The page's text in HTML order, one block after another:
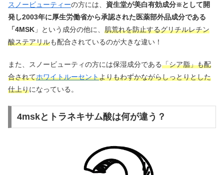
スノービューティーの方には、 資生堂が美白有効成分※ として開
発し2003年に厚生労働省から承認された医薬部外品成分である
「4MSK 」という成分の他に、 肌荒れを防止するグリチルレチン
酸ステアリルも配合されているのが大きな違い！
また、スノービューティの方には保湿成分である「シア脂」も配
合されてホワイトルーセントよりもわずかながらしっとりとした
仕上りになっている。
4mskとトラネキサム酸は何が違う？